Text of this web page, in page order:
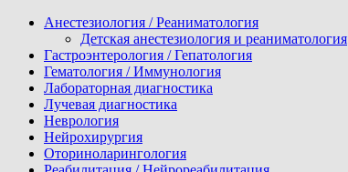
Анестезиология / Реаниматология
Детская анестезиология и реаниматология
Гастроэнтерология / Гепатология
Гематология / Иммунология
Лабораторная диагностика
Лучевая диагностика
Неврология
Нейрохирургия
Оториноларингология